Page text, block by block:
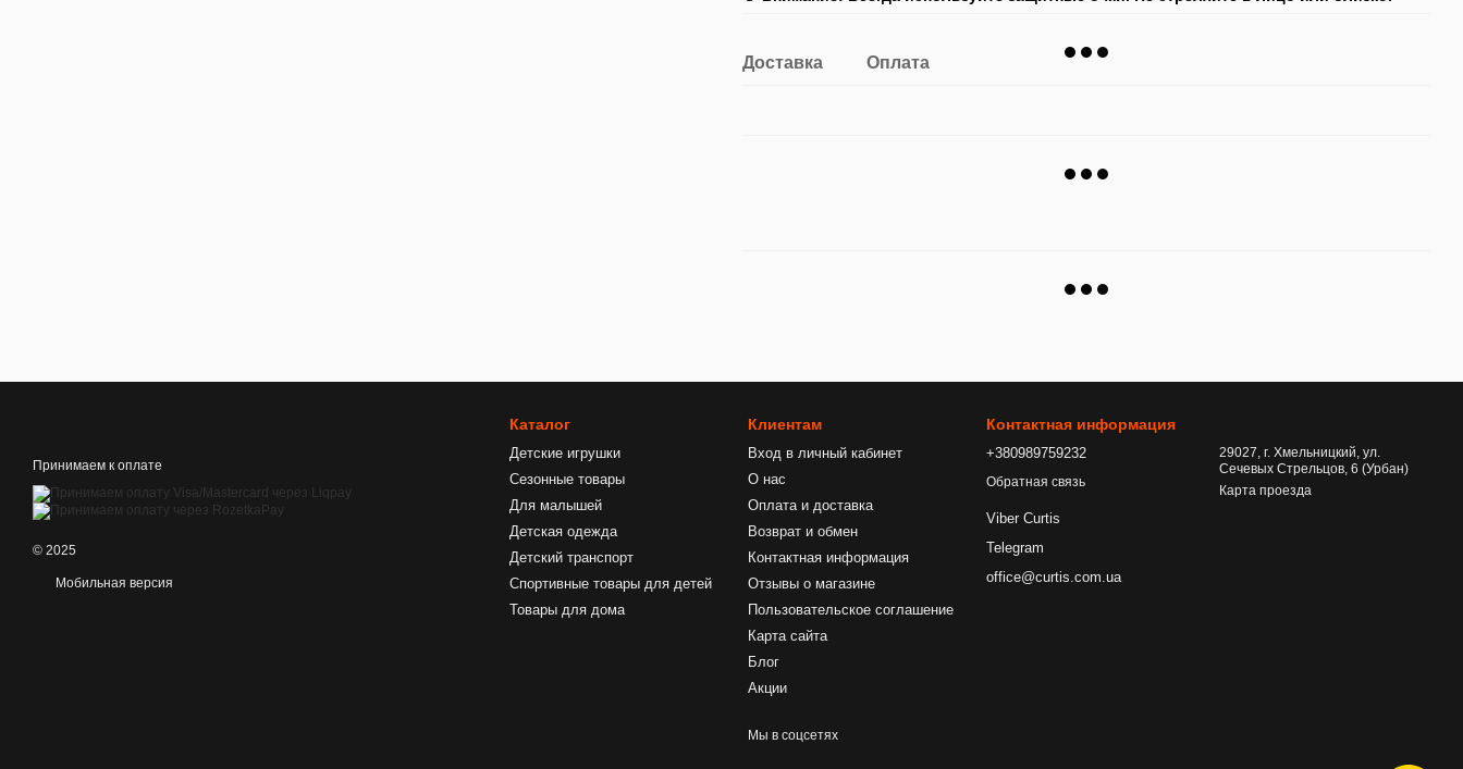
Доставка Оплата
Принимаем к оплате
© 2025
Мобильная версия
Каталог
Детские игрушки
Сезонные товары
Для малышей
Детская одежда
Детский транспорт
Спортивные товары для детей
Товары для дома
Клиентам
Вход в личный кабинет
О нас
Оплата и доставка
Возврат и обмен
Контактная информация
Отзывы о магазине
Пользовательское соглашение
Карта сайта
Блог
Акции
Мы в соцсетях
Контактная информация
+380989759232
Обратная связь
Viber Curtis
Telegram
office@curtis.com.ua
29027, г. Хмельницкий, ул.
Сечевых Стрельцов, 6 (Урбан)
Карта проезда